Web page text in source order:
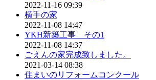
2022-11-16 09:39
横手の家
2022-11-08 14:47
YKH新築工事 その1
2022-11-08 14:37
ごえんの家完成致しました。
2021-03-14 08:38
住まいのリフォームコンクール